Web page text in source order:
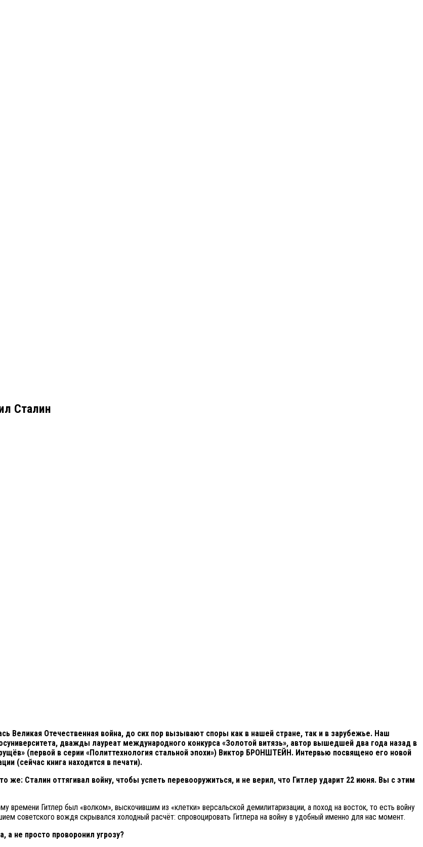
Сталин
Великая Отечественная война, до сих пор вызывают споры как в нашей стране, так и в зарубежье. Наш
дважды лауреат международного конкурса «Золотой витязь», автор вышедшей два года назад в
(первой в серии «Политтехнология стальной эпохи») Виктор БРОНШТЕЙН. Интервью посвящено его новой
(сейчас книга находится в печати).
же: Сталин оттягивал войну, чтобы успеть перевооружиться, и не верил, что Гитлер ударит 22 июня. Вы с этим
Гитлер был «волком», выскочившим из «клетки» версальской демилитаризации, а поход на восток, то есть войну
советского вождя скрывался холодный расчёт: спровоцировать Гитлера на войну в удобный именно для нас момент.
а не просто проворонил угрозу?